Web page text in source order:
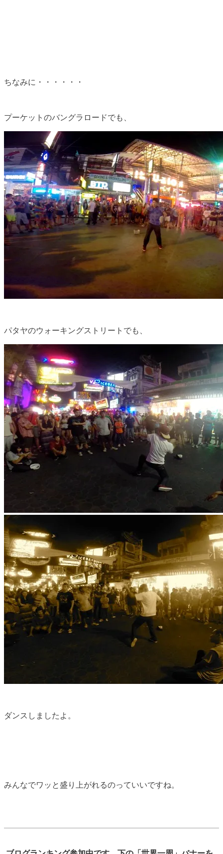
ちなみに・・・・・・
プーケットのバングラロードでも、
パタヤのウォーキングストリートでも、
ダンスしましたよ。
みんなでワッと盛り上がれるのっていいですね。